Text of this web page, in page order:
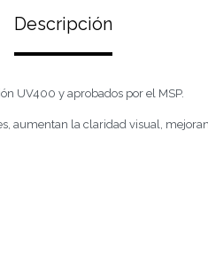
Descripción
UV400 y aprobados por el MSP.
aumentan la claridad visual,